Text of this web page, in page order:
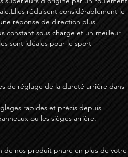
réduisent considérablement le
réponse de direction plus
constant sous charge et un meilleur
sont idéales pour le sport
de réglage de la dureté arrière dans
rapides et précis depuis
ou les sièges arrière.
de nos produit phare en plus de votre